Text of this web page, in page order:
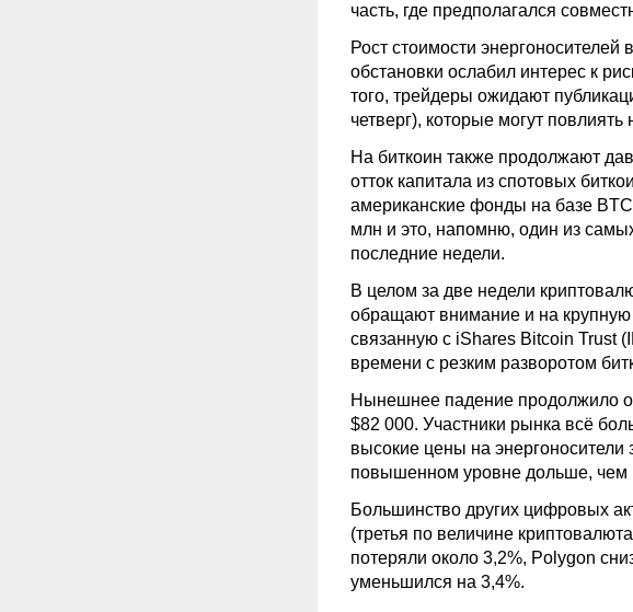
часть, где предполагался
Рост стоимости энергоносителей
обстановки ослабил интерес к
того, трейдеры ожидают
четверг), которые могут
На биткоин также продолжают
отток капитала из спотовых
американские фонды на базе
млн и это, напомню, один из
последние недели.
В целом за две недели
обращают внимание и на
связанную с iShares Bitcoin Trust
времени с резким разворотом
Нынешнее падение продолжило
$82 000. Участники рынка всё
высокие цены на
повышенном уровне дольше, чем
Большинство других цифровых
(третья по величине криптовалюта
потеряли около 3,2%, Polygon
уменьшился на 3,4%.